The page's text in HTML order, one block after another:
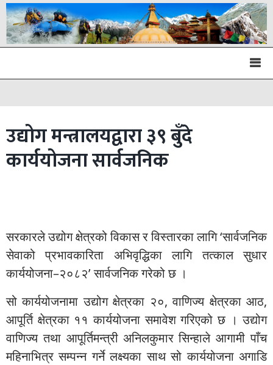
उद्योग मन्त्रालयद्वारा ३९ बुँदे
कार्ययोजना सार्वजनिक
सरकारले उद्योग क्षेत्रको विकास र विस्तारका लागि ‘सार्वजनिक
सेवाको प्रभावकारिता अभिवृद्धिका लागि तत्काल सुधार
कार्ययोजना–२०८२’ सार्वजनिक गरेको छ ।
सो कार्ययोजनामा उद्योग क्षेत्रका २०, वाणिज्य क्षेत्रका आठ,
आपूर्ति क्षेत्रका ११ कार्ययोजना समावेश गरिएको छ । उद्योग
वाणिज्य तथा आपूर्तिमन्त्री अनिलकुमार सिन्हाले आगामी पाँच
महिनाभित्र सम्पन्न गर्ने लक्ष्यका साथ सो कार्ययोजना अगाडि